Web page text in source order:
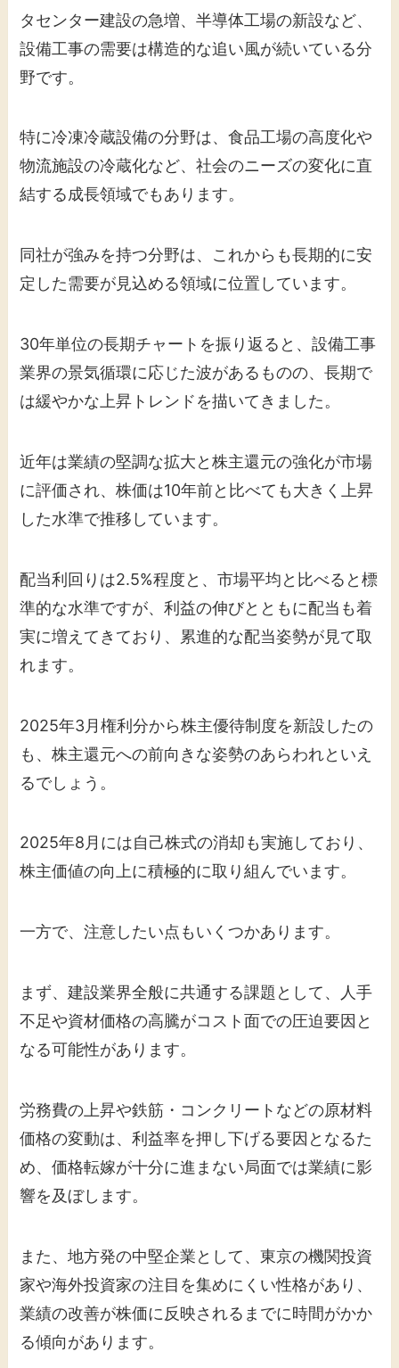
タセンター建設の急増、半導体工場の新設など、
設備工事の需要は構造的な追い風が続いている分
野です。
特に冷凍冷蔵設備の分野は、食品工場の高度化や
物流施設の冷蔵化など、社会のニーズの変化に直
結する成長領域でもあります。
同社が強みを持つ分野は、これからも長期的に安
定した需要が見込める領域に位置しています。
30年単位の長期チャートを振り返ると、設備工事
業界の景気循環に応じた波があるものの、長期で
は緩やかな上昇トレンドを描いてきました。
近年は業績の堅調な拡大と株主還元の強化が市場
に評価され、株価は10年前と比べても大きく上昇
した水準で推移しています。
配当利回りは2.5%程度と、市場平均と比べると標
準的な水準ですが、利益の伸びとともに配当も着
実に増えてきており、累進的な配当姿勢が見て取
れます。
2025年3月権利分から株主優待制度を新設したの
も、株主還元への前向きな姿勢のあらわれといえ
るでしょう。
2025年8月には自己株式の消却も実施しており、
株主価値の向上に積極的に取り組んでいます。
一方で、注意したい点もいくつかあります。
まず、建設業界全般に共通する課題として、人手
不足や資材価格の高騰がコスト面での圧迫要因と
なる可能性があります。
労務費の上昇や鉄筋・コンクリートなどの原材料
価格の変動は、利益率を押し下げる要因となるた
め、価格転嫁が十分に進まない局面では業績に影
響を及ぼします。
また、地方発の中堅企業として、東京の機関投資
家や海外投資家の注目を集めにくい性格があり、
業績の改善が株価に反映されるまでに時間がかか
る傾向があります。